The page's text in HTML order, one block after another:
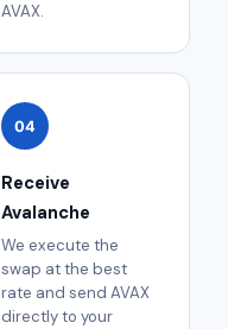
AVAX.
04
Receive
Avalanche
We execute the
swap at the best
rate and send AVAX
directly to your